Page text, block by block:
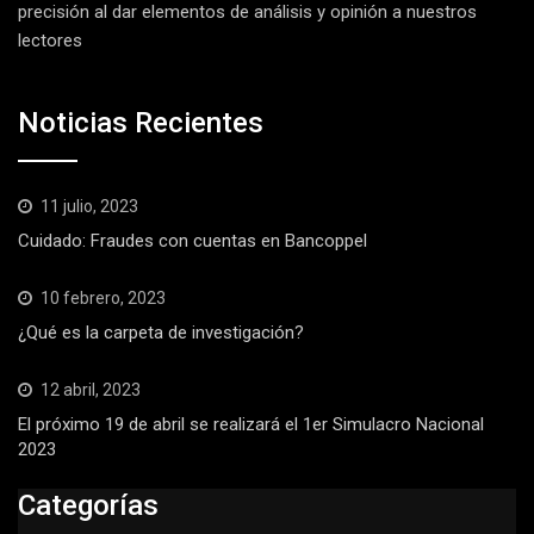
precisión al dar elementos de análisis y opinión a nuestros
lectores
Noticias Recientes
11 julio, 2023
Cuidado: Fraudes con cuentas en Bancoppel
10 febrero, 2023
¿Qué es la carpeta de investigación?
12 abril, 2023
El próximo 19 de abril se realizará el 1er Simulacro Nacional
2023
Categorías